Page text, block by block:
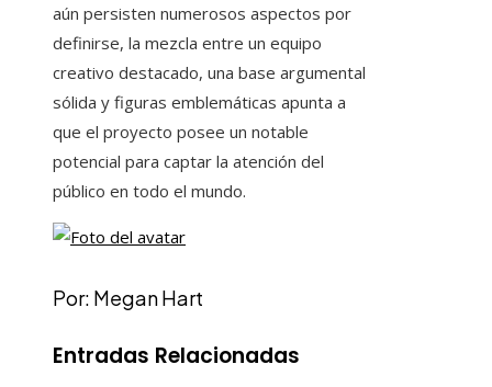
aún persisten numerosos aspectos por
definirse, la mezcla entre un equipo
creativo destacado, una base argumental
sólida y figuras emblemáticas apunta a
que el proyecto posee un notable
potencial para captar la atención del
público en todo el mundo.
Por: Megan Hart
Entradas Relacionadas